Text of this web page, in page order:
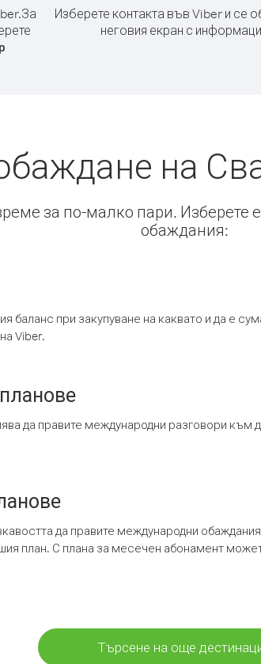
За
Изберете контакта във Viber и се
неговия екран с
на
за по-малко пари. Изберете
обаждания:
баланс при закупуване на каквато и да е
Viber.
да правите международни разговори
да правите международни
план. С плана за месечен абонамент
Търсене на още